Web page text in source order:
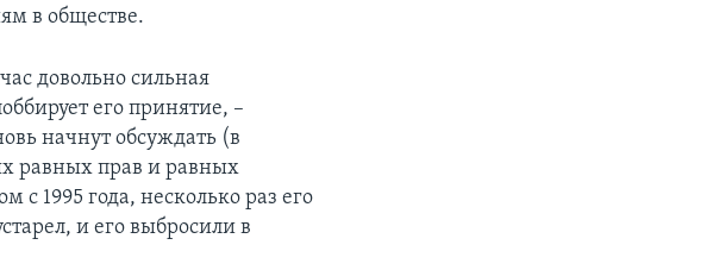
в обществе.
довольно сильная
его принятие, –
начнут обсуждать (в
равных прав и равных
1995 года, несколько раз его
и его выбросили в